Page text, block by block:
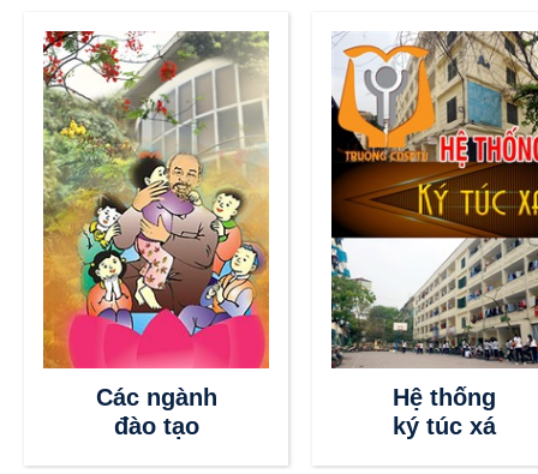
Các ngành
đào tạo
Hệ thống
ký túc xá